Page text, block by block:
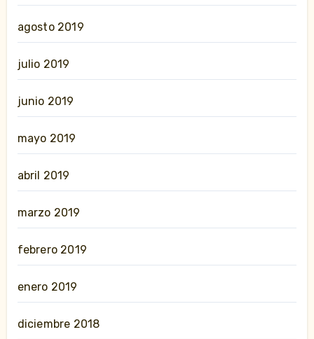
agosto 2019
julio 2019
junio 2019
mayo 2019
abril 2019
marzo 2019
febrero 2019
enero 2019
diciembre 2018